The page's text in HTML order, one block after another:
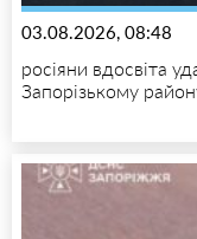
03.08.2026, 08:48
росіяни вдосвіта
Запорізькому